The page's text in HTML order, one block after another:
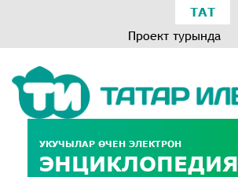
ТАТ
Проект турында
УКУЧЫЛАР ӨЧЕН ЭЛЕКТРОН
ЭНЦИКЛОПЕДИЯ